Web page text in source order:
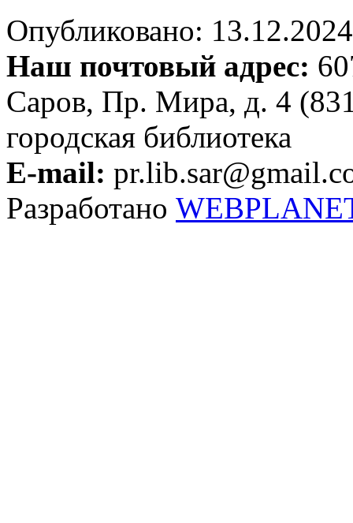
Опубликовано:
Наш почтовый адрес:
Саров, Пр. Мира, д. 4
городская библиотека
E-mail:
Разработано